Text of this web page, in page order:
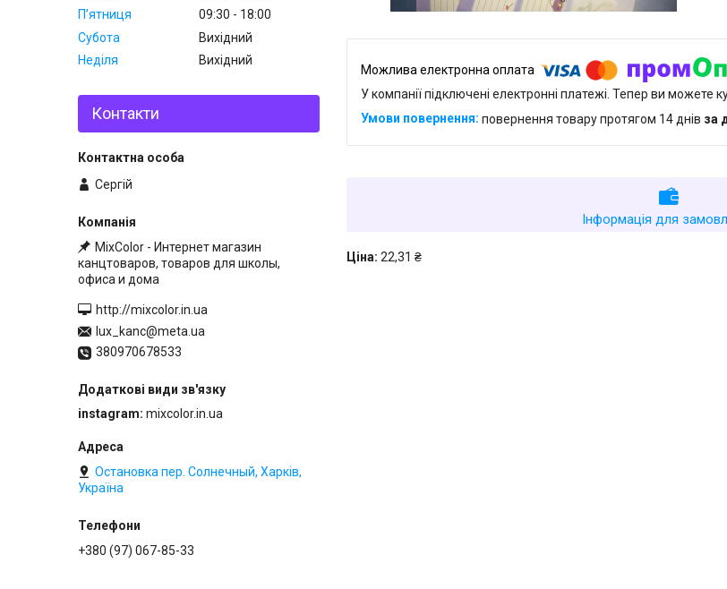
У компанії підключені електронні платежі. Тепер ви
повернення товару протягом 14 днів за
Інформація для
Ціна: 22,31 ₴
Пʼятниця
09:30
18:00
Субота
Вихідний
Неділя
Вихідний
Контакти
Сергій
MixColor - Интернет магазин
канцтоваров, товаров для школы,
офиса и дома
http://mixcolor.in.ua
lux_kanc@meta.ua
380970678533
instagram mixcolor.in.ua
Остановка пер. Солнечный, Харків,
Україна
+380 (97) 067-85-33